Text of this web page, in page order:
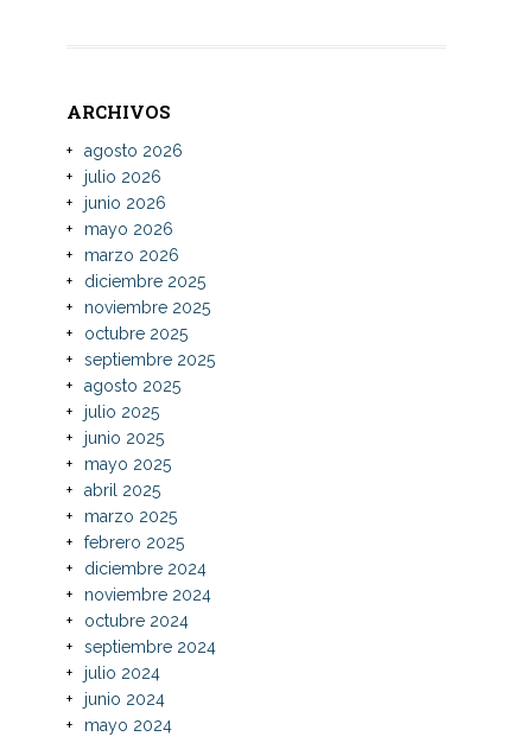
ARCHIVOS
agosto 2026
julio 2026
junio 2026
mayo 2026
marzo 2026
diciembre 2025
noviembre 2025
octubre 2025
septiembre 2025
agosto 2025
julio 2025
junio 2025
mayo 2025
abril 2025
marzo 2025
febrero 2025
diciembre 2024
noviembre 2024
octubre 2024
septiembre 2024
julio 2024
junio 2024
mayo 2024